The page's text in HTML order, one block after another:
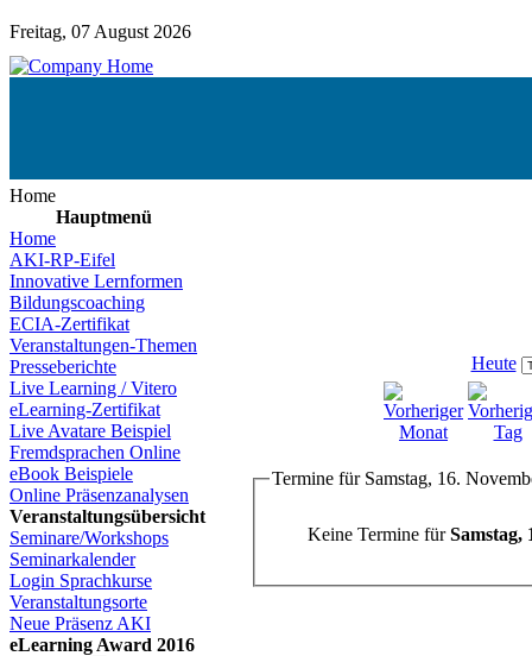
Freitag, 07 August 2026
Home
Hauptmenü
Home
AKI-RP-Eifel
Innovative Lernformen
Bildungscoaching
ECIA-Zertifikat
Veranstaltungen-Themen
Presseberichte
Live Learning / Vitero
eLearning-Zertifikat
Live Avatare Beispiel
Fremdsprachen Online
eBook Beispiele
Online Präsenzanalysen
Veranstaltungsübersicht
Seminare/Workshops
Seminarkalender
Login Sprachkurse
Veranstaltungsorte
Neue Präsenz AKI
eLearning Award 2016
Heute
Termine für Samstag, 16.
Keine Termine fürSamstag,